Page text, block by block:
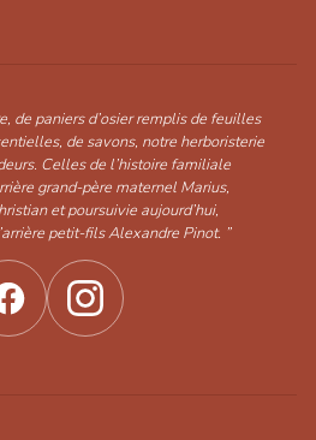
de paniers d’osier remplis de feuilles
de savons, notre herboristerie
Celles de l’histoire familiale
grand-père maternel Marius,
et poursuivie aujourd’hui,
petit-fils Alexandre Pinot. ”